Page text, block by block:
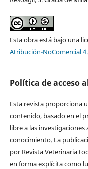
Esta obra está bajo una
Atribución-NoComercial
Política de acceso
Esta revista proporciona
contenido, basado en el
libre a las
conocimiento. La
por Revista Veterinaria
en forma explícita como